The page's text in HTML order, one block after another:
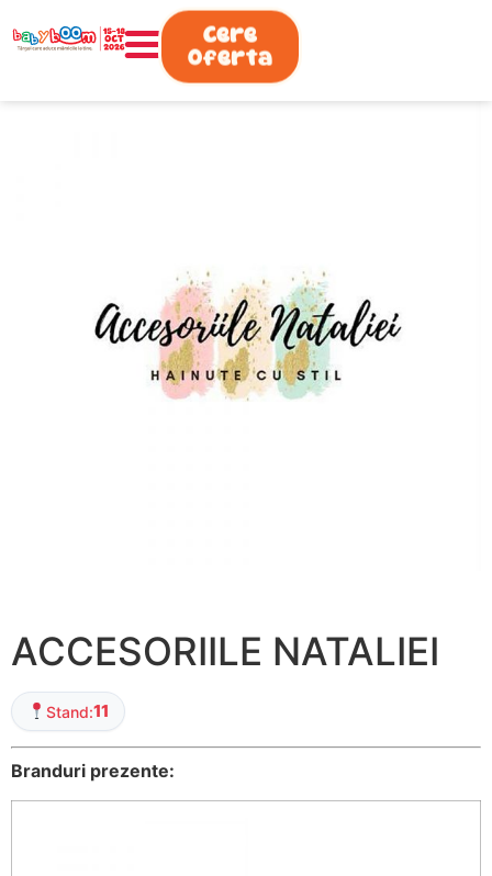
0730.808.038 Cere
Oferta
ACCESORIILE NATALIEI
Stand:11
Branduri prezente: